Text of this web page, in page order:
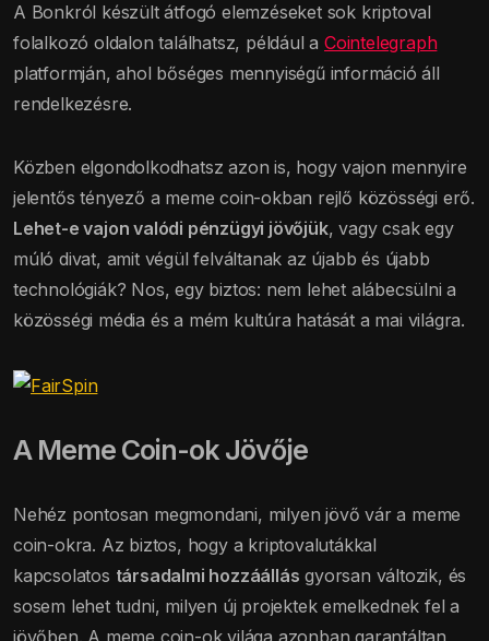
A Bonkról készült átfogó elemzéseket sok kriptoval
folalkozó oldalon találhatsz, például aCointelegraph
platformján, ahol bőséges mennyiségű információ áll
rendelkezésre.
Közben elgondolkodhatsz azon is, hogy vajon mennyire
jelentős tényező a meme coin-okban rejlő közösségi erő.
Lehet-e vajon valódi pénzügyi jövőjük, vagy csak egy
múló divat, amit végül felváltanak az újabb és újabb
technológiák? Nos, egy biztos: nem lehet alábecsülni a
közösségi média és a mém kultúra hatását a mai világra.
A Meme Coin-ok Jövője
Nehéz pontosan megmondani, milyen jövő vár a meme
coin-okra. Az biztos, hogy a kriptovalutákkal
kapcsolatos társadalmi hozzáállás gyorsan változik, és
sosem lehet tudni, milyen új projektek emelkednek fel a
jövőben. A meme coin-ok világa azonban garantáltan